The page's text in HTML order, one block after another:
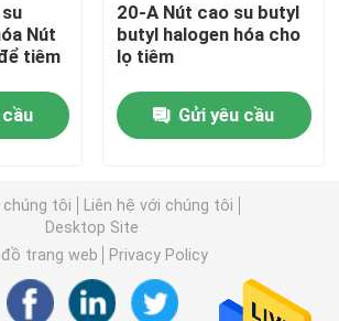
cao su
Nút
tiêm
cầu
20-A Nút cao su butyl
butyl halogen hóa cho
lọ tiêm
Gửi yêu cầu
chúng tôi
Liên hệ với chúng tôi
Desktop Site
trang web
Privacy Policy